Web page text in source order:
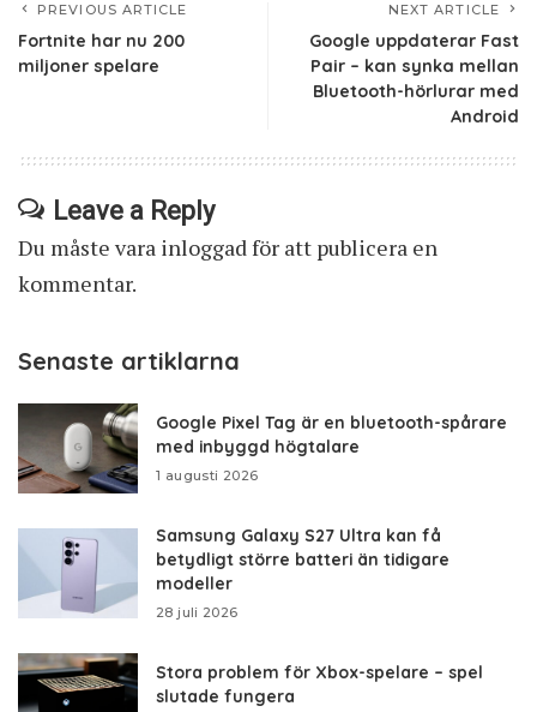
PREVIOUS ARTICLE
Fortnite har nu 200
miljoner spelare
NEXT ARTICLE
Google uppdaterar Fast
Pair – kan synka mellan
Bluetooth-hörlurar med
Android
Leave a Reply
Du måste vara inloggadför att publicera en
kommentar.
Senaste artiklarna
Google Pixel Tag är en bluetooth-spårare
med inbyggd högtalare
1 augusti 2026
Samsung Galaxy S27 Ultra kan få
betydligt större batteri än tidigare
modeller
28 juli 2026
Stora problem för Xbox-spelare – spel
slutade fungera